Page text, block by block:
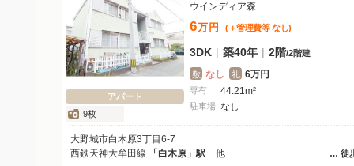
アパート
9枚
ウインディア森
6万 円 (＋管理費等 なし)
3DK | 築40年 | 2階/2階建
敷 なし 礼 6万円
専有 44.21m²
駐車場 なし
大野城市白木原3丁目6-7
… 徒
西鉄天神大牟田線 「白木原」駅 他